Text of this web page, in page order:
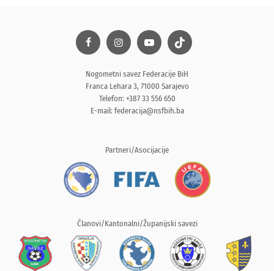
Nogometni savez Federacije BiH
Franca Lehara 3, 71000 Sarajevo
Telefon: +387 33 556 650
E-mail: federacija@nsfbih.ba
Partneri/Asocijacije
Članovi/Kantonalni/Županijski savezi